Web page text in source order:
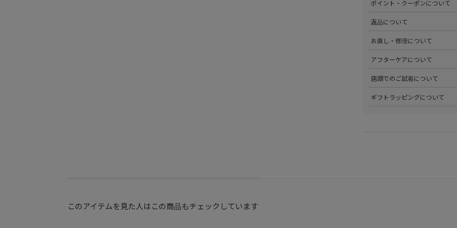
・クレジットカード払い（
・PayPay
分割払いやご利用可能なクレ
ポイント・クーポンについて
す。
発行中のクーポンはマイペー
返品について
確認ください。
お直し・修理について
>修理については内容を確認
詳しくはこちらをご覧ください
アフターケアについて
店頭でのご試着について
くはこちら をご覧ください。
ギフトラッピングについて
このアイテムを見た人はこの商品もチェックしています